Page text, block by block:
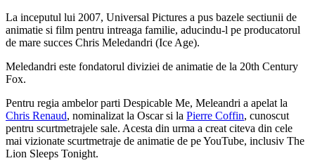
La inceputul lui 2007, Universal Pictures a pus bazele sectiunii de
animatie si film pentru intreaga familie, aducindu-l pe producatorul
de mare succes Chris Meledandri (Ice Age).
Meledandri este fondatorul diviziei de animatie de la 20th Century
Fox.
Pentru regia ambelor parti Despicable Me, Meleandri a apelat la
Chris Renaud, nominalizat la Oscar si la Pierre Coffin, cunoscut
pentru scurtmetrajele sale. Acesta din urma a creat citeva din cele
mai vizionate scurtmetraje de animatie de pe YouTube, inclusiv The
Lion Sleeps Tonight.